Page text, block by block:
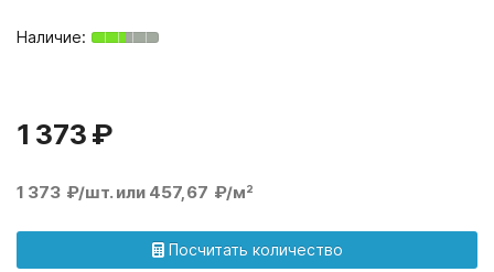
1 373 ₽
1 373 ₽/шт. или 457,67 ₽/м²
Посчитать количество